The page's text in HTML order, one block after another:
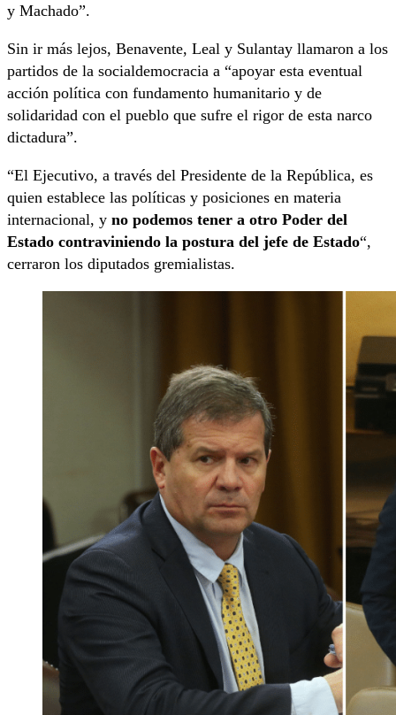
y Machado”.
Sin ir más lejos, Benavente, Leal y Sulantay llamaron a los
partidos de la socialdemocracia a “apoyar esta eventual
acción política con fundamento humanitario y de
solidaridad con el pueblo que sufre el rigor de esta narco
dictadura”.
“El Ejecutivo, a través del Presidente de la República, es
quien establece las políticas y posiciones en materia
internacional, y no podemos tener a otro Poder del
Estado contraviniendo la postura del jefe de Estado“,
cerraron los diputados gremialistas.